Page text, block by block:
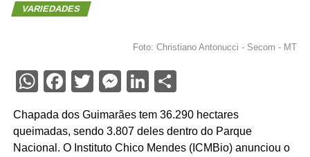
VARIEDADES
Foto: Christiano Antonucci - Secom - MT
WhatsApp
Facebook
Twitter
Messenger
LinkedIn
Share
Chapada dos Guimarães tem 36.290 hectares
queimadas, sendo 3.807 deles dentro do Parque
Nacional. O Instituto Chico Mendes (ICMBio) anunciou o